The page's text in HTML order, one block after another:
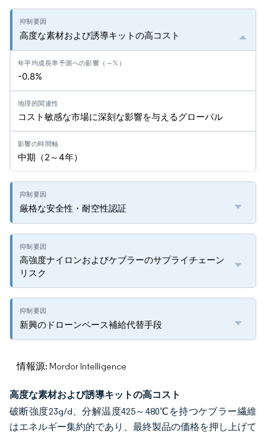
高度な素材および誘導キットの高コスト
-0.8%
コスト敏感な市場に深刻な影響を与えるグローバル
中期（2～4年）
厳格な安全性・耐空性認証
高強度ナイロンおよびケブラーのサプライチェーン
リスク
新興のドローンベース補給代替手段
情報源: Mordor Intelligence
高度な素材および誘導キットの高コスト
破断強度23g/d、分解温度425～480℃を持つケブラー繊維
はエネルギー集約的であり、最終製品の価格を押し上げて